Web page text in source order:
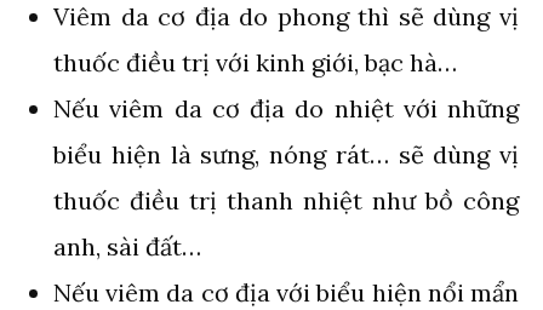
Viêm da cơ địa do phong thì sẽ dùng vị
thuốc điều trị với kinh giới, bạc hà…
Nếu viêm da cơ địa do nhiệt với những
biểu hiện là sưng, nóng rát… sẽ dùng vị
thuốc điều trị thanh nhiệt như bồ công
anh, sài đất…
Nếu viêm da cơ địa với biểu hiện nổi mẩn